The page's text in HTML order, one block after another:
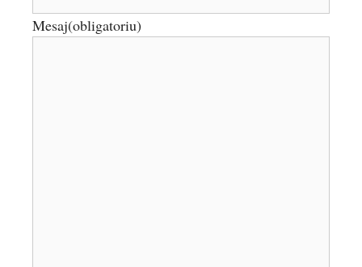
Mesaj(obligatoriu)